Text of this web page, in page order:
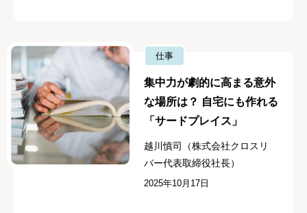
仕事
集中力が劇的に高まる意外
な場所は？ 自宅にも作れる
「サードプレイス」
越川慎司（株式会社クロスリ
バー代表取締役社長）
2025年10月17日